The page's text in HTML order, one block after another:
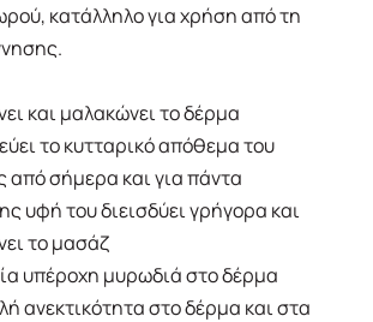
κατάλληλο για χρήση από τη
και μαλακώνει το δέρμα
το κυτταρικό απόθεμα του
από σήμερα και για πάντα
υφή του διεισδύει γρήγορα και
το μασάζ
υπέροχη μυρωδιά στο δέρμα
ανεκτικότητα στο δέρμα και στα